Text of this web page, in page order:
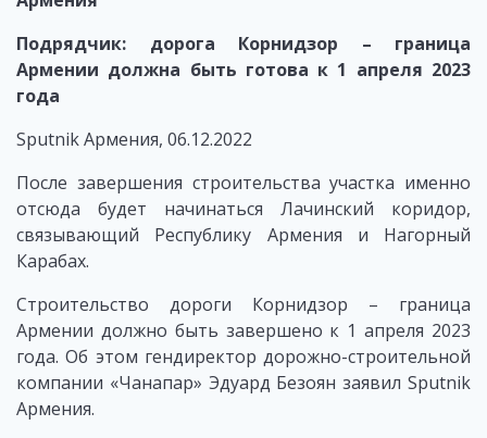
Подрядчик: дорога Корнидзор – граница
Армении должна быть готова к 1 апреля 2023
года
Sputnik Армения, 06.12.2022
После завершения строительства участка именно
отсюда будет начинаться Лачинский коридор,
связывающий Республику Армения и Нагорный
Карабах.
Строительство дороги Корнидзор – граница
Армении должно быть завершено к 1 апреля 2023
года. Об этом гендиректор дорожно-строительной
компании «Чанапар» Эдуард Безоян заявил Sputnik
Армения.